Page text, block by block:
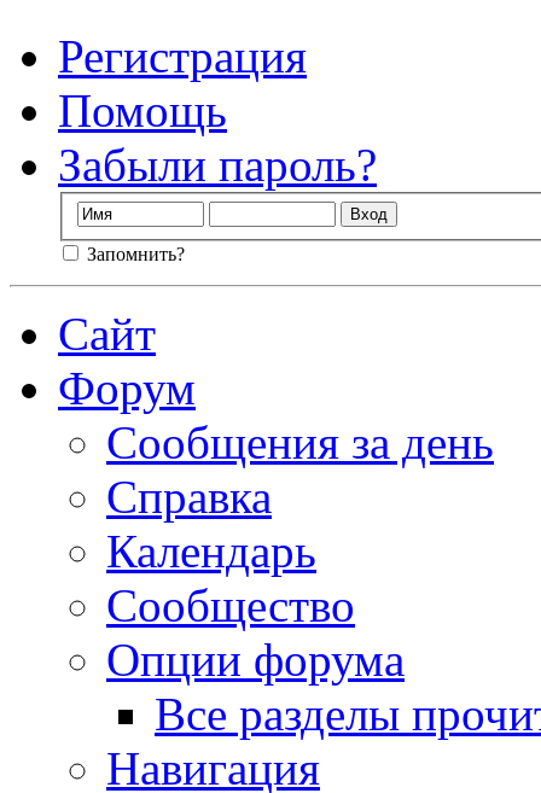
Регистрация
Помощь
Забыли пароль?
Запомнить?
Сайт
Форум
Сообщения за день
Справка
Календарь
Сообщество
Опции форума
Все разделы
Навигация